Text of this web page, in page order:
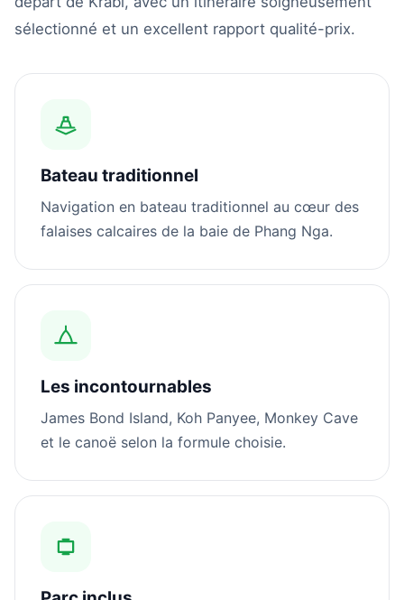
sélectionné et un excellent rapport qualité-prix.
Bateau traditionnel
Navigation en bateau traditionnel au cœur des
falaises calcaires de la baie de Phang Nga.
Les incontournables
James Bond Island, Koh Panyee, Monkey Cave
et le canoë selon la formule choisie.